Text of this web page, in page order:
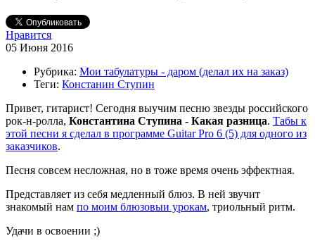
Нравится
05 Июня 2016
Рубрика: Мои табулатуры - даром (делал их на заказ)
Теги: Констанин Ступин
Привет, гитарист! Сегодня выучим песню звезды российского
рок-н-ролла, Константина Ступина - Какая разница. Табы к
этой песни я сделал в программе Guitar Pro 6 (5) для одного из
заказчиков.
Песня совсем несложная, но в тоже время очень эффектная.
Представляет из себя медленный блюз. В ней звучит
знакомый нам по моим блюзовыи урокам, триольный ритм.
Удачи в освоении ;)